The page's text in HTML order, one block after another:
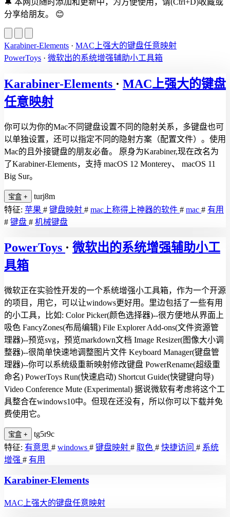
分享给朋友。 😊
Karabiner-Elements · MAC上强大的键盘任意映射
PowerToys · 微软出的系统增强辅助小工具箱
Karabiner-Elements · MAC上强大的键盘
任意映射
你可以为你的Mac不同键盘设置不同的隐射关系，多键盘也可
以单独设置，还可以指定不同的隐射方案（配置文件）。使用
Mac的且外接键盘的朋友必备。 原身为Karabiner,现在改名为
了Karabiner-Elements，支持 macOS 12 Monterey、 macOS 11
Big Sur。
宝盒 +
turj8m
特征: 苹果 # 键盘映射 # mac上称得上神器的软件 # mac # 有用
# 键盘 # 机械键盘
PowerToys · 微软出的系统增强辅助小工
具箱
微软正在实验性开发的一个系统增强小工具箱，作为一个开源
的项目，用它，可以让windows更好用。里边包括了一些有用
的小工具，比如: Color Picker(颜色选择器)--很方便地从界面上
吸色 FancyZones(布局编辑) File Explorer Add-ons(文件资源管
理器)--预览svg，预览markdown文档 Image Resizer(图像大小调
整器)--很简单快速地调整图片文件 Keyboard Manager(键盘管
理器)--你可以系统级重新映射修改键盘 PowerRename(超级重
命名) PowerToys Run(快速启动) Shortcut Guide(快键键向导)
Video Conference Mute (Experimental) 据说微软有考虑将这个工
具整合在windows10中。但现在还没有，所以你可以下载并免
费使用它。
宝盒 +
tg5r9c
特征: 有意思 # windows # 键盘映射 # 取色 # 快捷访问 # 系统
增强 # 有用
Karabiner-Elements
MAC上强大的键盘任意映射